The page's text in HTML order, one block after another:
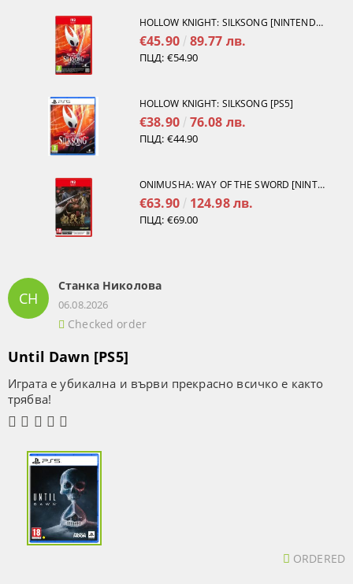
HOLLOW KNIGHT: SILKSONG [NINTENDO SWITCH 2]
€45.90 89.77 лв.
ПЦД: €54.90
HOLLOW KNIGHT: SILKSONG [PS5]
€38.90 76.08 лв.
ПЦД: €44.90
ONIMUSHA: WAY OF THE SWORD [NINTENDO SWITCH 2]
€63.90 124.98 лв.
ПЦД: €69.00
СН
Станка Николова
06.08.2026
Checked order
Until Dawn [PS5]
Играта е убикална и върви прекрасно всичко е както
трябва!
ORDERED